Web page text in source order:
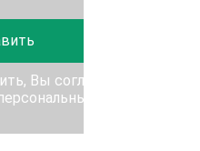
Вы соглашаетесь с
данных